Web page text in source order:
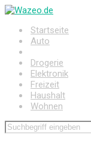
Zum
springenStartseite
Auto
Drogerie
Elektronik
Freizeit
Haushalt
Wohnen